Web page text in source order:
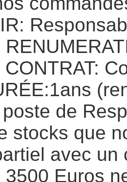
de
stocks que
avec un
3500 Euros